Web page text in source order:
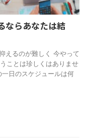
ならあなたは結
えるのが難しく 今やって
ことは珍しくはありませ
日のスケジュールは何